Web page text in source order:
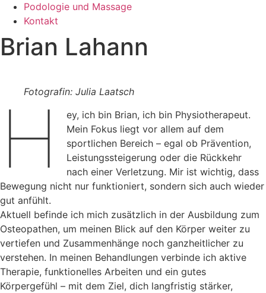
Podologie und Massage
Kontakt
Brian Lahann
Fotografin: Julia Laatsch
H
ey, ich bin Brian, ich bin Physiotherapeut.
Mein Fokus liegt vor allem auf dem
sportlichen Bereich – egal ob Prävention,
Leistungssteigerung oder die Rückkehr
nach einer Verletzung. Mir ist wichtig, dass
Bewegung nicht nur funktioniert, sondern sich auch wieder
gut anfühlt.
Aktuell befinde ich mich zusätzlich in der Ausbildung zum
Osteopathen, um meinen Blick auf den Körper weiter zu
vertiefen und Zusammenhänge noch ganzheitlicher zu
verstehen. In meinen Behandlungen verbinde ich aktive
Therapie, funktionelles Arbeiten und ein gutes
Körpergefühl – mit dem Ziel, dich langfristig stärker,